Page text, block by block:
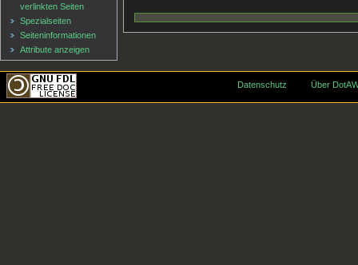
verlinkten Seiten
Spezialseiten
Seiten­informationen
Attribute anzeigen
Datenschutz Über